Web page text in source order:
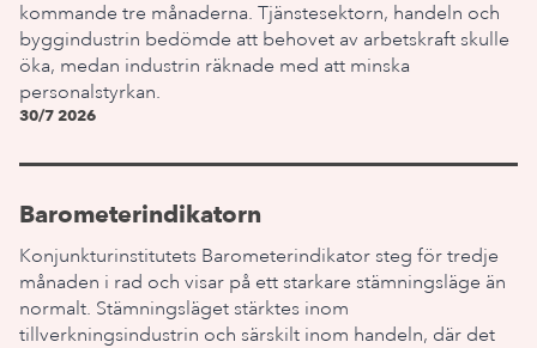
kommande tre månaderna. Tjänstesektorn, handeln och
byggindustrin bedömde att behovet av arbetskraft skulle
öka, medan industrin räknade med att minska
personalstyrkan.
30/7 2026
Barometerindikatorn
Konjunkturinstitutets Barometerindikator steg för tredje
månaden i rad och visar på ett starkare stämningsläge än
normalt. Stämningsläget stärktes inom
tillverkningsindustrin och särskilt inom handeln, där det